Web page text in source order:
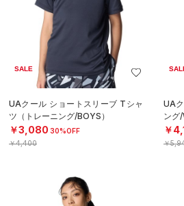
SALE
UAクール ショートスリーブ Tシャ
ツ（トレーニング/BOYS）
￥3,080 30%OFF
￥4,400
UA
ング/
￥
￥